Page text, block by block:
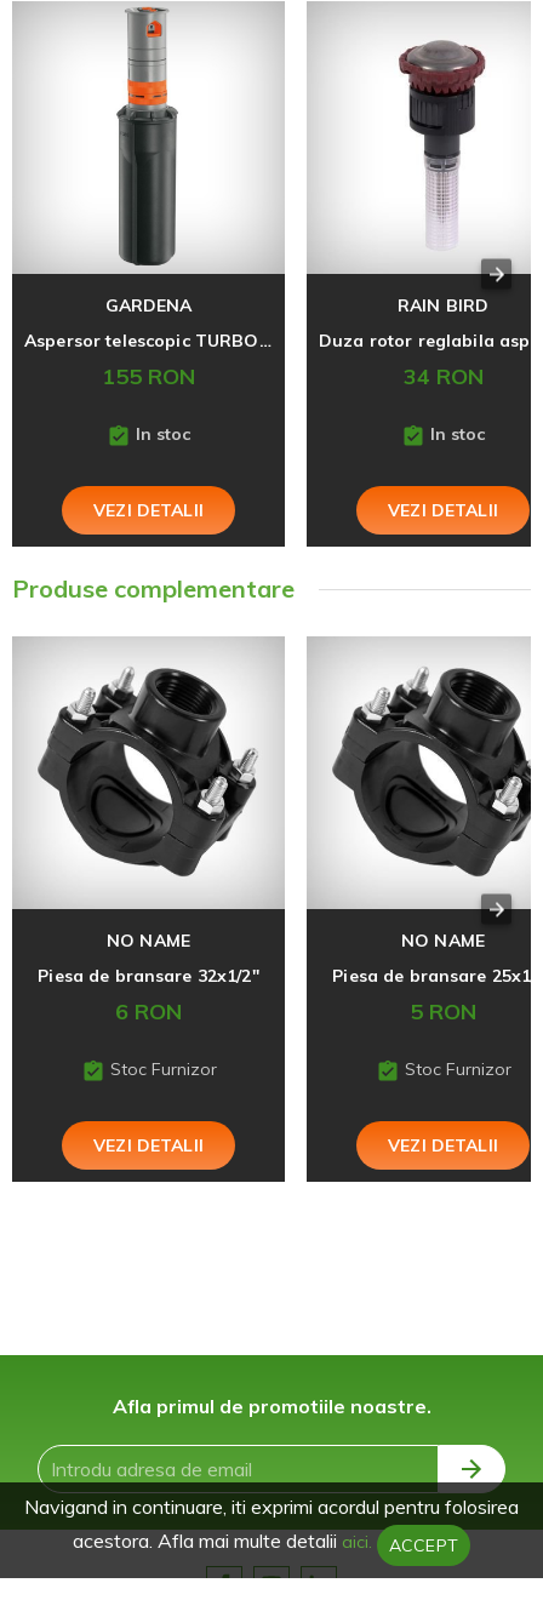
GARDENA
Aspersor telescopic TURBO T 380
155 RON
In stoc
VEZI DETALII
RAIN BIRD
34 RON
In stoc
VEZI DETALII
Produse complementare
NO NAME
Piesa de bransare 32x1/2"
6 RON
Stoc Furnizor
VEZI DETALII
NO NAME
Piesa de bransare 25x1/
5 RON
Stoc Furnizor
VEZI DETALII
Afla primul de promotiile noastre.
Navigand in continuare, iti exprimi acordul pentru folosirea
acestora. Afla mai multe detalii aici. ACCEPT